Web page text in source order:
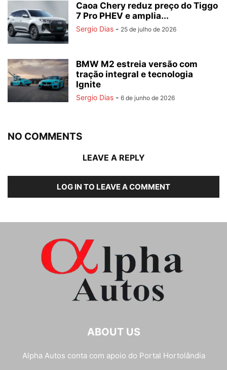
Caoa Chery reduz preço do Tiggo
7 Pro PHEV e amplia...
Sergio Dias - 25 de julho de 2026
BMW M2 estreia versão com
tração integral e tecnologia
Ignite
Sergio Dias - 6 de junho de 2026
NO COMMENTS
LEAVE A REPLY
LOG IN TO LEAVE A COMMENT
ABOUT US
Alpha Autos conta com apoio do Portal Hortolândia